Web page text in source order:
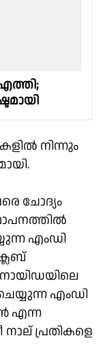
നിന്നും
ചോദ്യം
എംഡി
എംഡി
എന്ന
നാല് പ്രതികളെ